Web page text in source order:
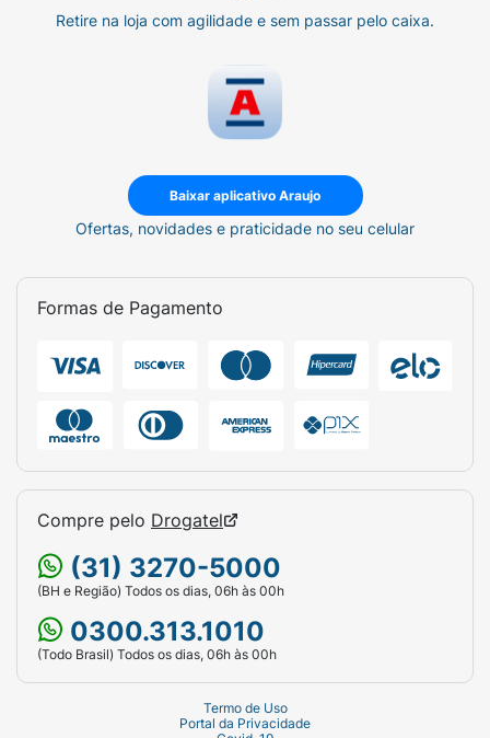
Retire na loja com agilidade e sem passar pelo caixa.
Baixar aplicativo Araujo
Ofertas, novidades e praticidade no seu celular
Formas de Pagamento
Compre pelo Drogatel
(31) 3270-5000
(BH e Região) Todos os dias, 06h às 00h
0300.313.1010
(Todo Brasil) Todos os dias, 06h às 00h
Termo de Uso
Portal da Privacidade